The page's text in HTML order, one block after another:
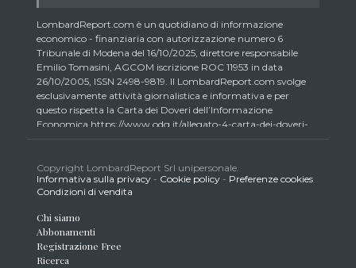
LombardReport.com è un quotidiano di informazione
economico - finanziaria con autorizzazione numero 6
Tribunale di Modena del 16/10/2025, direttore responsabile
Emilio Tomasini, AGCOM iscrizione ROC 11953 in data
26/10/2005, ISSN 2498-9819. Il LombardReport.com svolge
esclusivamente attività giornalistica e informativa e per
questo rispetta la Carta dei Doveri dell’Informazione
Economica https://www.odg.it/allegato-4-carta-dei-doveri-
essere consapevoli che i collaboratori di LombardReport.com
iscritti all’Ordine dei Giornalisti non possono detenere i titoli
oggetto dei loro articoli mentre i collaboratori non giornalisti
trader retail e comunque inferiori allo 0,5% del capitale, gli
strumenti finanziari oggetto dei loro articoli creando così un
potenziale conflitto di interesse con i lettori stessi. L’accesso al
Copyright LombardReport Srl unipersonale.
Informativa sulla privacy - Cookie policy - Preferenze cookies
Condizioni di vendita
Chi siamo
Abbonamenti
Registrazione Free
Ricerca